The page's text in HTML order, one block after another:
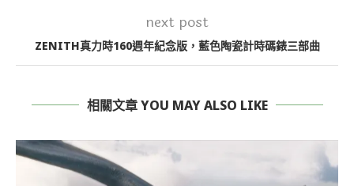
next post
ZENITH真力時160週年紀念版，藍色陶瓷計時碼錶三部曲
相關文章 YOU MAY ALSO LIKE